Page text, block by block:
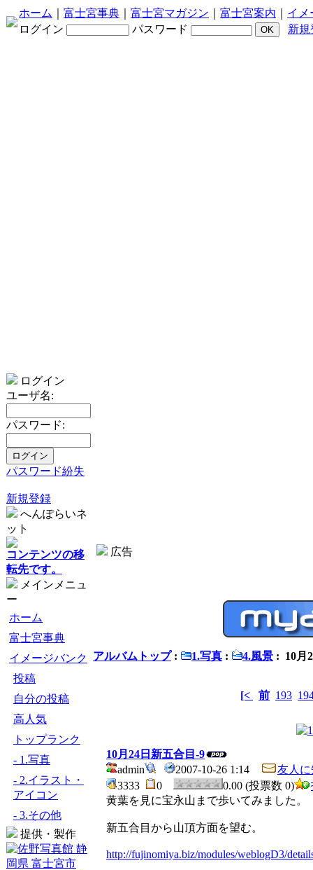
ホーム 富士宮事典 富士宮マガジン 富士宮案内
イメ
ログイン
パスワード 新規
ログイン
ユーザ名:
パスワード:
パスワード紛失
新規登録
へんぽらいネ
ット
コンテンツの移
転先です。
メインメニュ
ー
ホーム
富士宮事典
イメージバンク
投稿
自分の投稿
高人気
トップランク
- 1.写真
- 2.イラスト・
アイコン
- 3.その他
提供・製作
広告
アルバムトップ: 1.写真 : 4.風景 : 10月
[< 前 193
10月24日新五合目-9
admin
2007-10-26 1:14
友人
3333
0 0.00 (投票数 0)
黄葉を見に宝永山まで歩いてみました。
新五合目から山頂方面を望む。
http://fujinomiya.biz/modules/weblogD3/